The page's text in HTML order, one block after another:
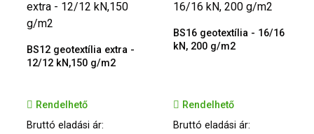
BS12 geotextília extra -
12/12 kN,150 g/m2
Rendelhető
Bruttó eladási ár:
BS16 geotextília - 16/16
kN, 200 g/m2
Rendelhető
Bruttó eladási ár: